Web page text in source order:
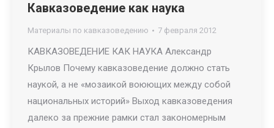
Кавказоведение как наука
Материалы по кавказоведению 7 февраля 2012
КАВКАЗОВЕДЕНИЕ КАК НАУКА Александр
Крылов Почему кавказоведение должно стать
наукой, а не «мозаикой воюющих между собой
национальных историй» Выход кавказоведения
далеко за прежние рамки стал закономерным